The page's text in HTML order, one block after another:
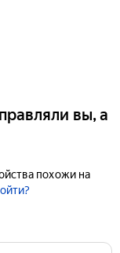
вы, а
похожи на